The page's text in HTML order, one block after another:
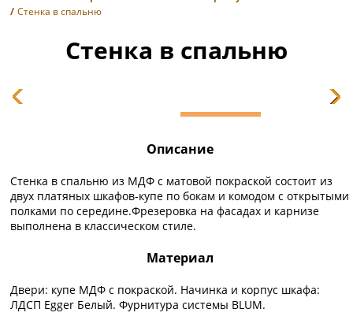
Стенка в спальню
Стенка в спальню
Описание
Стенка в спальню из МДФ с матовой покраской состоит из
двух платяных шкафов-купе по бокам и комодом с открытыми
полками по середине.Фрезеровка на фасадах и карнизе
выполнена в классическом стиле.
Материал
Двери: купе МДФ с покраской. Начинка и корпус шкафа:
ЛДСП Egger Белый. Фурнитура системы BLUM.